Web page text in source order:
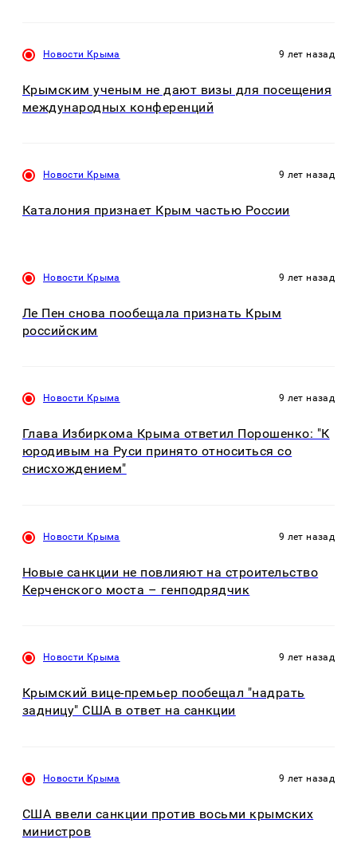
Новости Крыма 9 лет назад
Крымским ученым не дают визы для посещения
международных конференций
Новости Крыма 9 лет назад
Каталония признает Крым частью России
Новости Крыма 9 лет назад
Ле Пен снова пообещала признать Крым
российским
Новости Крыма 9 лет назад
Глава Избиркома Крыма ответил Порошенко: "К
юродивым на Руси принято относиться со
снисхождением"
Новости Крыма 9 лет назад
Новые санкции не повлияют на строительство
Керченского моста – генподрядчик
Новости Крыма 9 лет назад
Крымский вице-премьер пообещал "надрать
задницу" США в ответ на санкции
Новости Крыма 9 лет назад
США ввели санкции против восьми крымских
министров